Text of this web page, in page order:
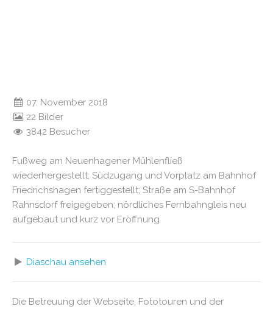
07. November 2018
22 Bilder
3842 Besucher
Fußweg am Neuenhagener Mühlenfließ
wiederhergestellt; Südzugang und Vorplatz am Bahnhof
Friedrichshagen fertiggestellt; Straße am S-Bahnhof
Rahnsdorf freigegeben; nördliches Fernbahngleis neu
aufgebaut und kurz vor Eröffnung
Diaschau ansehen
Die Betreuung der Webseite, Fototouren und der